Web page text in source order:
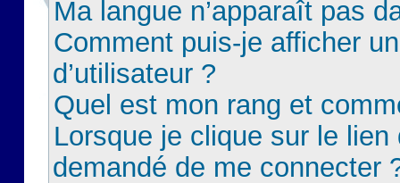
Ma langue n’apparaît pas
Comment puis-je afficher
d’utilisateur ?
Quel est mon rang et
Lorsque je clique sur le lien
demandé de me connecter